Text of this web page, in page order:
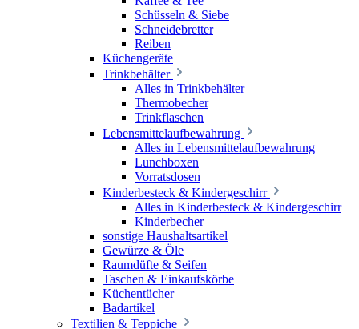
Schüsseln & Siebe
Schneidebretter
Reiben
Küchengeräte
Trinkbehälter
Alles in Trinkbehälter
Thermobecher
Trinkflaschen
Lebensmittelaufbewahrung
Alles in Lebensmittelaufbewahrung
Lunchboxen
Vorratsdosen
Kinderbesteck & Kindergeschirr
Alles in Kinderbesteck & Kindergeschirr
Kinderbecher
sonstige Haushaltsartikel
Gewürze & Öle
Raumdüfte & Seifen
Taschen & Einkaufskörbe
Küchentücher
Badartikel
Textilien & Teppiche